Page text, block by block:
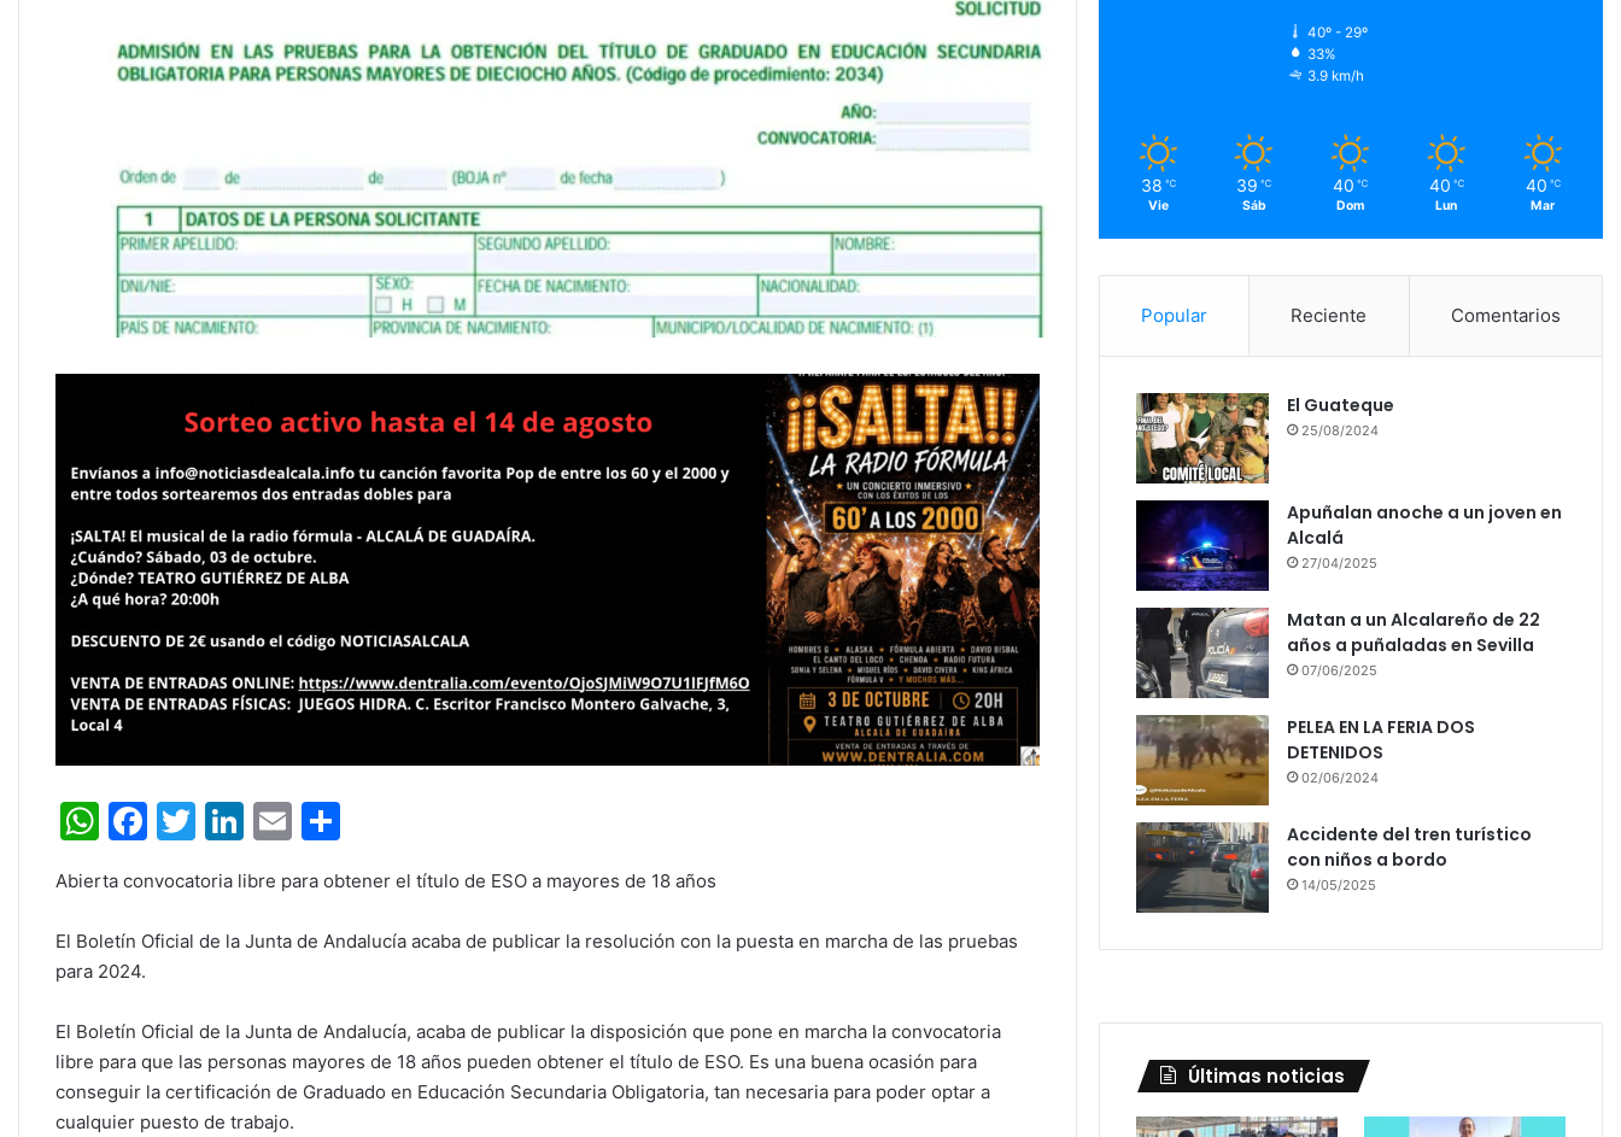
W
at
s
A
p
p
F
c
e
o
o
k
T
itt
er
Li
k
e
n
E
ai
l
m
p
tir
Abierta convocatoria libre para obtener el título de ESO a mayores de 18 años
El Boletín Oficial de la Junta de Andalucía acaba de publicar la resolución con la puesta en marcha de las pruebas
para 2024.
El Boletín Oficial de la Junta de Andalucía, acaba de publicar la disposición que pone en marcha la convocatoria
libre para que las personas mayores de 18 años pueden obtener el título de ESO. Es una buena ocasión para
conseguir la certificación de Graduado en Educación Secundaria Obligatoria, tan necesaria para poder optar a
cualquier puesto de trabajo.
40º - 29º
33%
3.9 km/h
38 ℃
Vie
39 ℃
Sáb
40 ℃
Dom
40 ℃
Lun
40 ℃
Mar
Popular Reciente Comentarios
El Guateque
25/08/2024
Apuñalan anoche a un joven en
Alcalá
27/04/2025
Matan a un Alcalareño de 22
años a puñaladas en Sevilla
07/06/2025
PELEA EN LA FERIA DOS
DETENIDOS
02/06/2024
Accidente del tren turístico
con niños a bordo
14/05/2025
Últimas noticias